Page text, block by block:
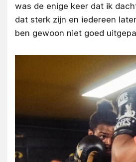
was de enige keer dat ik
dat sterk zijn en iedereen
ben gewoon niet goed